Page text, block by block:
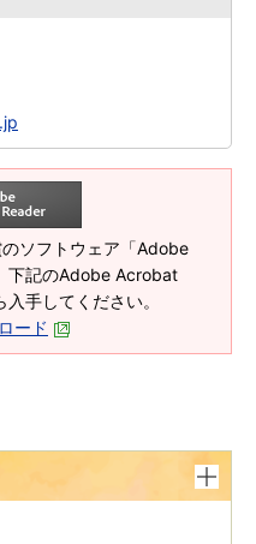
ソフトウェア「Adobe
下記のAdobe Acrobat
手してください。
ード